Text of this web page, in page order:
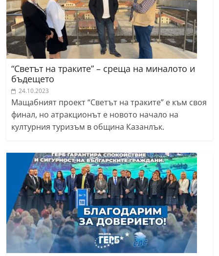
“Светът на траките” – среща на миналото и
бъдещето
24.10.2023
Мащабният проект “Светът на траките” е към своя
финал, но атракционът е новото начало на
културния туризъм в община Казанлък.